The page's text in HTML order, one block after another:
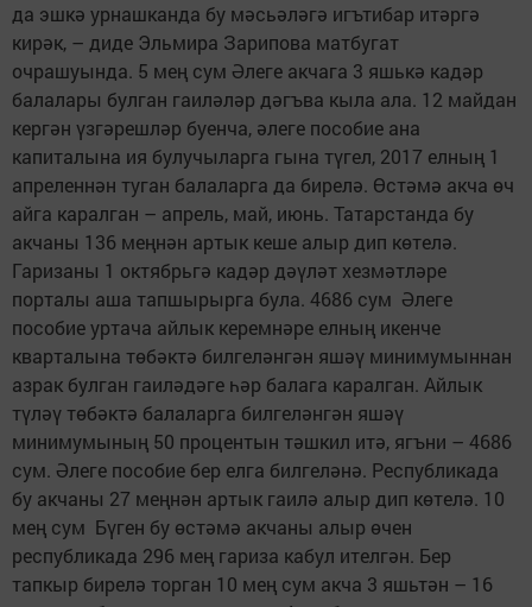
да эшкә урнашканда бу мәсьәләгә игътибар итәргә
кирәк, – диде Эльмира Зарипова матбугат
очрашуында. 5 мең сум Әлеге акчага 3 яшькә кадәр
балалары булган гаиләләр дәгъва кыла ала. 12 майдан
кергән үзгәрешләр буенча, әлеге пособие ана
капиталына ия булучыларга гына түгел, 2017 елның 1
апреленнән туган балаларга да бирелә. Өстәмә акча өч
айга каралган – апрель, май, июнь. Татарстанда бу
акчаны 136 меңнән артык кеше алыр дип көтелә.
Гаризаны 1 октябрьгә кадәр дәүләт хезмәтләре
порталы аша тапшырырга була. 4686 сум Әлеге
пособие уртача айлык керемнәре елның икенче
кварталына төбәктә билгеләнгән яшәү минимумыннан
азрак булган гаиләдәге һәр балага каралган. Айлык
түләү төбәктә балаларга билгеләнгән яшәү
минимумының 50 процентын тәшкил итә, ягъни – 4686
сум. Әлеге пособие бер елга билгеләнә. Республикада
бу акчаны 27 меңнән артык гаилә алыр дип көтелә. 10
мең сум Бүген бу өстәмә акчаны алыр өчен
республикада 296 мең гариза кабул ителгән. Бер
тапкыр бирелә торган 10 мең сум акча 3 яшьтән – 16